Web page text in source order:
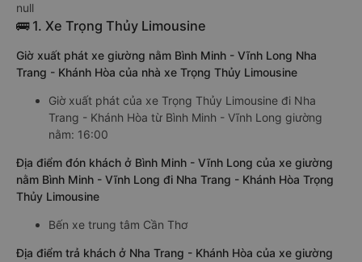
null
🚌 1. Xe Trọng Thủy Limousine
Giờ xuất phát xe giường nằm Bình Minh - Vĩnh Long Nha
Trang - Khánh Hòa của nhà xe Trọng Thủy Limousine
Giờ xuất phát của xe Trọng Thủy Limousine đi Nha
Trang - Khánh Hòa từ Bình Minh - Vĩnh Long giường
nằm: 16:00
Địa điểm đón khách ở Bình Minh - Vĩnh Long của xe giường
nằm Bình Minh - Vĩnh Long đi Nha Trang - Khánh Hòa Trọng
Thủy Limousine
Bến xe trung tâm Cần Thơ
Địa điểm trả khách ở Nha Trang - Khánh Hòa của xe giường